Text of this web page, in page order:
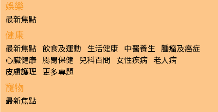
娛樂
最新焦點
健康
最新焦點 飲食及運動 生活健康 中醫養生 腫瘤及癌症
心臟健康 腸胃保健 兒科百問 女性疾病 老人病
皮膚護理 更多專題
寵物
最新焦點